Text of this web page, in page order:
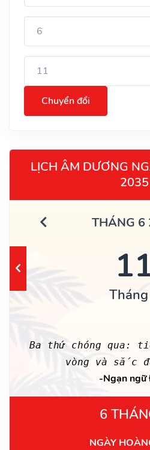
Chuyển đổi
LỊCH ÂM DƯƠNG
2035
THÁNG 6
Ba thứ chóng qua:
vòng và sắc
-Ngạn ngữ
6
NGÀY